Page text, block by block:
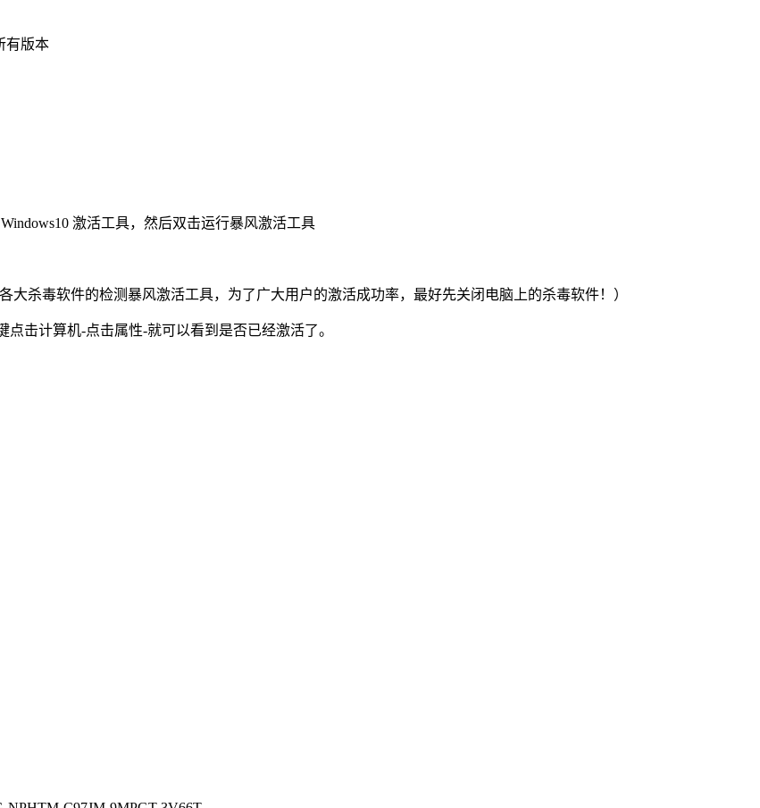
有版本
激活工具，然后双击运行暴风激活工具
大杀毒软件的检测暴风激活工具，为了广大用户的激活成功率，最好先关闭电脑上的杀毒软件！）
击计算机-点击属性-就可以看到是否已经激活了。